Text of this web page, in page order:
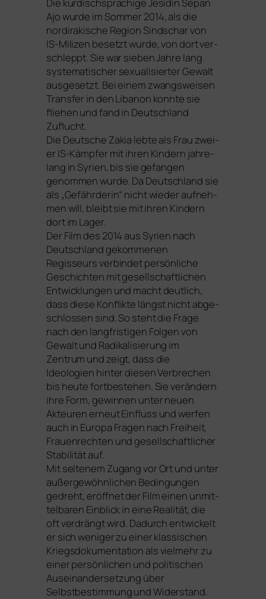
Ajo wur­de im Sommer 2014, als die
nord­ira­ki­sche Region Sindschar von
IS-Milizen besetzt wur­de, von dort ver­
schleppt. Sie war sie­ben Jahre lang
sys­te­ma­ti­scher sexua­li­sier­ter Gewalt
aus­ge­setzt. Bei einem zwangs­wei­sen
Transfer in den Libanon konn­te sie
flie­hen und fand in Deutschland
Zuflucht.
Die Deutsche Zakia leb­te als Frau zwei­
er IS-Kämpfer mit ihren Kindern jah­re­
lang in Syrien, bis sie gefan­gen
genom­men wur­de. Da Deutschland sie
als „Gefährderin“ nicht wie­der auf­neh­
men will, bleibt sie mit ihren Kindern
dort im Lager.
Der Film des 2014 aus Syrien nach
Deutschland gekom­me­nen
Regisseurs ver­bin­det per­sön­li­che
Geschichten mit gesell­schaft­li­chen
Entwicklungen und macht deut­lich,
dass die­se Konflikte längst nicht abge­
schlos­sen sind. So steht die Frage
nach den lang­fris­ti­gen Folgen von
Gewalt und Radikalisierung im
Zentrum und zeigt, dass die
Ideologien hin­ter die­sen Verbrechen
bis heu­te fort­be­stehen. Sie ver­än­dern
ihre Form, gewin­nen unter neu­en
Akteuren erneut Einfluss und wer­fen
auch in Europa Fragen nach Freiheit,
Frauenrechten und gesell­schaft­li­cher
Stabilität auf.
Mit sel­te­nem Zugang vor Ort und unter
außer­ge­wöhn­li­chen Bedingungen
gedreht, eröff­net der Film einen unmit­
tel­ba­ren Einblick in eine Realität, die
oft ver­drängt wird. Dadurch ent­wi­ckelt
er sich weni­ger zu einer klas­si­schen
Kriegsdokumentation als viel­mehr zu
einer per­sön­li­chen und poli­ti­schen
Auseinandersetzung über
Selbstbestimmung und Widerstand.